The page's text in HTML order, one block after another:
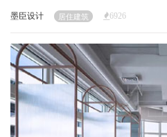
正平坦，四周被绿化带及代征绿地包
然。
墨臣设计 居住建筑 6926